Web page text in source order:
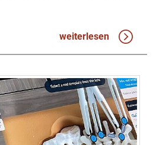
weiterlesen